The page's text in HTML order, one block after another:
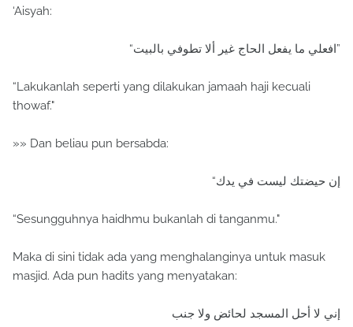
‘Aisyah:
“افعلي ما يفعل الحاج غير ألا تطوفي بالبيت”
“Lakukanlah seperti yang dilakukan jamaah haji kecuali
thowaf."
»» Dan beliau pun bersabda:
“إن حيضتك ليست في يدك
“Sesungguhnya haidhmu bukanlah di tanganmu."
Maka di sini tidak ada yang menghalanginya untuk masuk
masjid. Ada pun hadits yang menyatakan:
إني لا أحل المسجد لحائض ولا جنب